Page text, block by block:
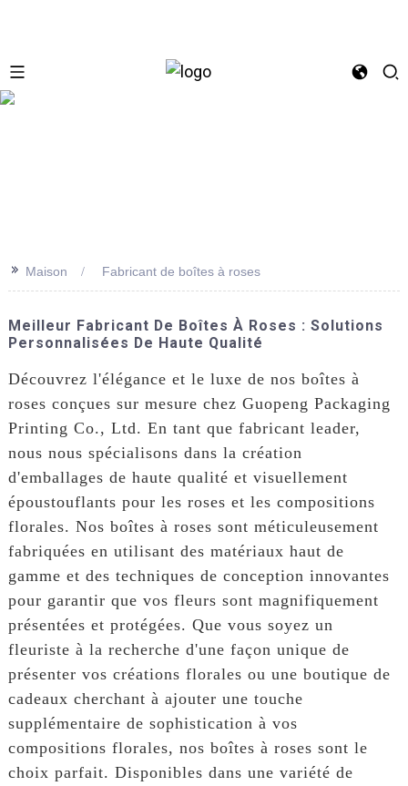
>> Maison Fabricant de boîtes à roses
Meilleur Fabricant De Boîtes À Roses : Solutions
Personnalisées De Haute Qualité
Découvrez l'élégance et le luxe de nos boîtes à
roses conçues sur mesure chez Guopeng Packaging
Printing Co., Ltd. En tant que fabricant leader,
nous nous spécialisons dans la création
d'emballages de haute qualité et visuellement
époustouflants pour les roses et les compositions
florales. Nos boîtes à roses sont méticuleusement
fabriquées en utilisant des matériaux haut de
gamme et des techniques de conception innovantes
pour garantir que vos fleurs sont magnifiquement
présentées et protégées. Que vous soyez un
fleuriste à la recherche d'une façon unique de
présenter vos créations florales ou une boutique de
cadeaux cherchant à ajouter une touche
supplémentaire de sophistication à vos
compositions florales, nos boîtes à roses sont le
choix parfait. Disponibles dans une variété de